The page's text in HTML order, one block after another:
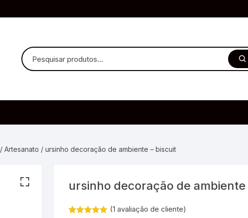
Microfone
/ Artesanato / ursinho decoração de ambiente – biscuit
ursinho decoração de
(1 avaliação de cliente)